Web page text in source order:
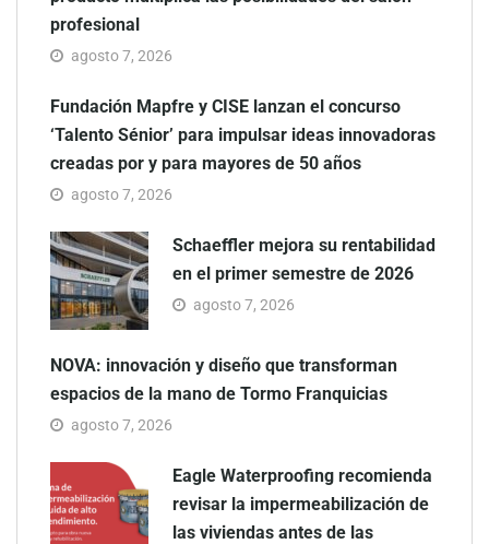
profesional
agosto 7, 2026
Fundación Mapfre y CISE lanzan el concurso
‘Talento Sénior’ para impulsar ideas innovadoras
creadas por y para mayores de 50 años
agosto 7, 2026
Schaeffler mejora su rentabilidad
en el primer semestre de 2026
agosto 7, 2026
NOVA: innovación y diseño que transforman
espacios de la mano de Tormo Franquicias
agosto 7, 2026
Eagle Waterproofing recomienda
revisar la impermeabilización de
las viviendas antes de las